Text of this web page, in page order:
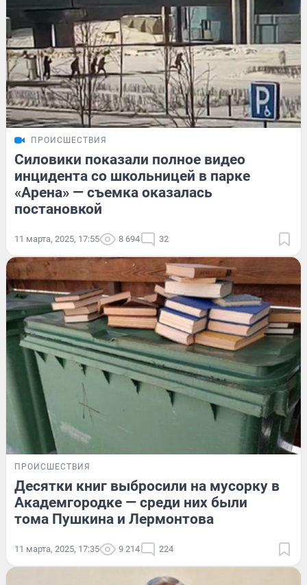
ПРОИСШЕСТВИЯ
Силовики показали полное видео
инцидента со школьницей в парке
«Арена» — съемка оказалась
постановкой
11 марта, 2025, 17:55 8 694 32
ПРОИСШЕСТВИЯ
Десятки книг выбросили на мусорку в
Академгородке — среди них были
тома Пушкина и Лермонтова
11 марта, 2025, 17:35 9 214 224